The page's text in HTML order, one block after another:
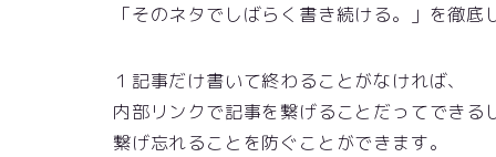
「そのネタでしばらく書き続ける。」を徹底
１記事だけ書いて終わることがなければ、
内部リンクで記事を繋げることだってできる
繋げ忘れることを防ぐことができます。